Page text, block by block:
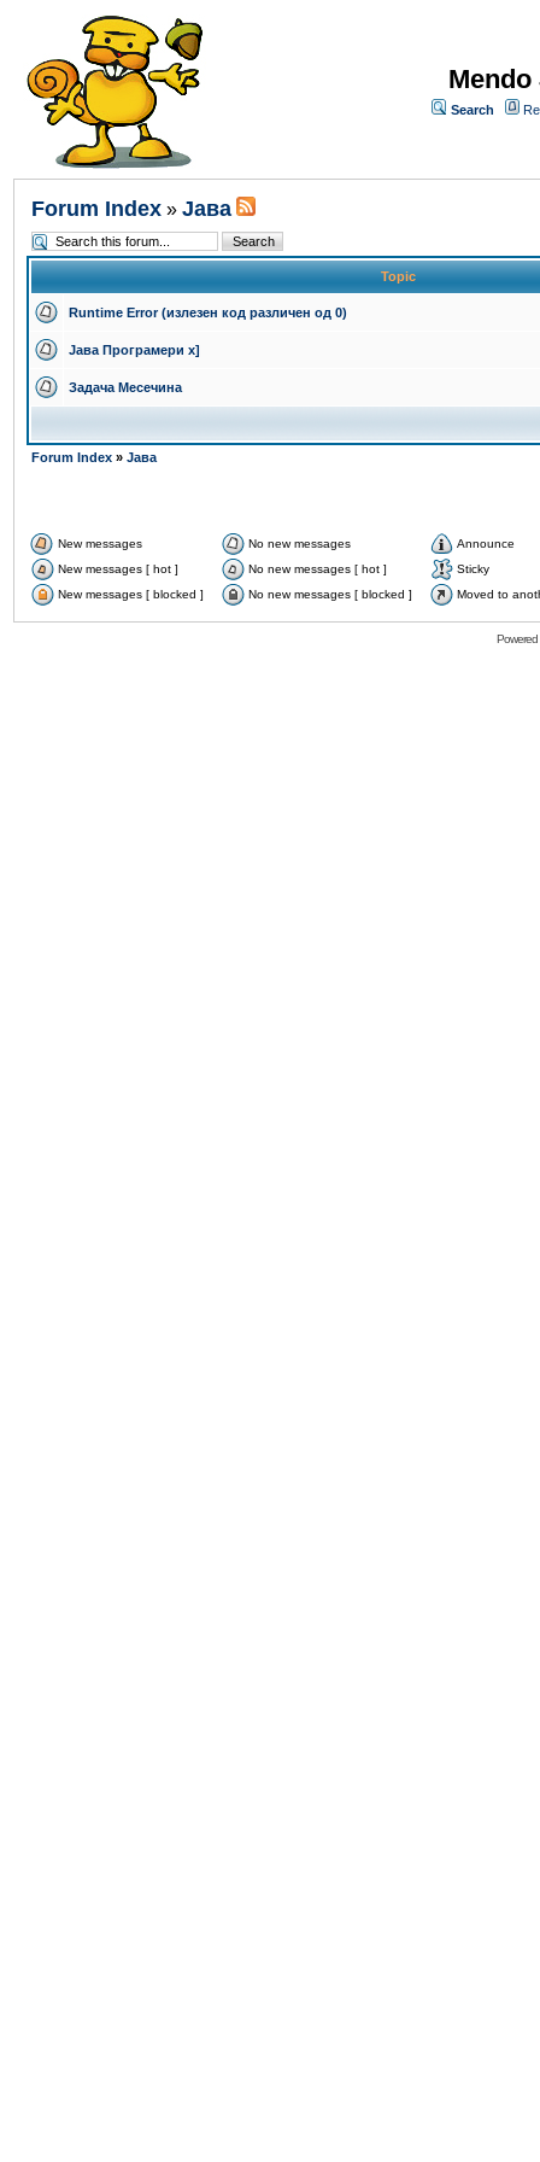
Search
Forum Index » Јава
Topic
Runtime Error (излезен код различен од 0)
Јава Програмери x]
Задача Месечина
Forum Index » Јава
New messages No new messages
Announce
New messages [ hot ]
No new messages [ hot ]
Sticky
New messages [ blocked ]
No new messages [ blocked ] Moved to